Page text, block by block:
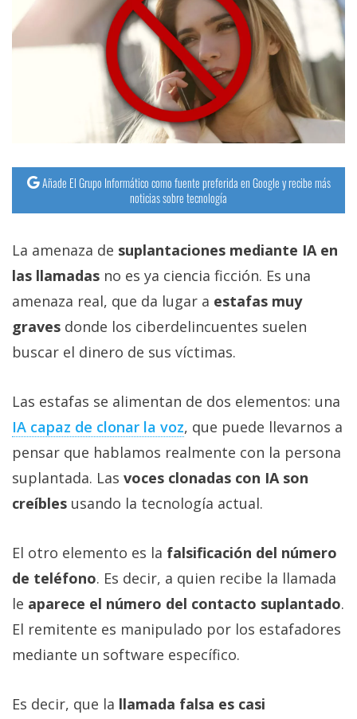
Añade El Grupo Informático como fuente preferida en Google y recibe más
noticias sobre tecnología
La amenaza de suplantaciones mediante IA en
las llamadas no es ya ciencia ficción. Es una
amenaza real, que da lugar a estafas muy
graves donde los ciberdelincuentes suelen
buscar el dinero de sus víctimas.
Las estafas se alimentan de dos elementos: una
IA capaz de clonar la voz‎, que puede llevarnos a
pensar que hablamos realmente con la persona
suplantada. Las voces clonadas con IA son
creíbles usando la tecnología actual.
El otro elemento es la falsificación del número
de teléfono. Es decir, a quien recibe la llamada
le aparece el número del contacto suplantado.
El remitente es manipulado por los estafadores
mediante un software específico.
Es decir, que la llamada falsa es casi